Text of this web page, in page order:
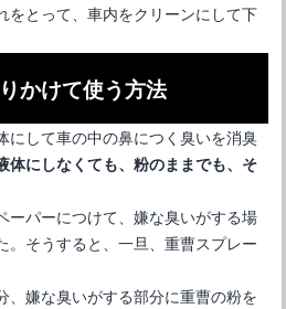
毛ばたき】の正しい使い方と注意点
をとって、車内をクリーンにして下
かけて使う方法
にして車の中の鼻につく臭いを消臭
体にしなくても、粉のままでも、そ
ーパーにつけて、嫌な臭いがする場
。そうすると、一旦、重曹スプレー
、嫌な臭いがする部分に重曹の粉を